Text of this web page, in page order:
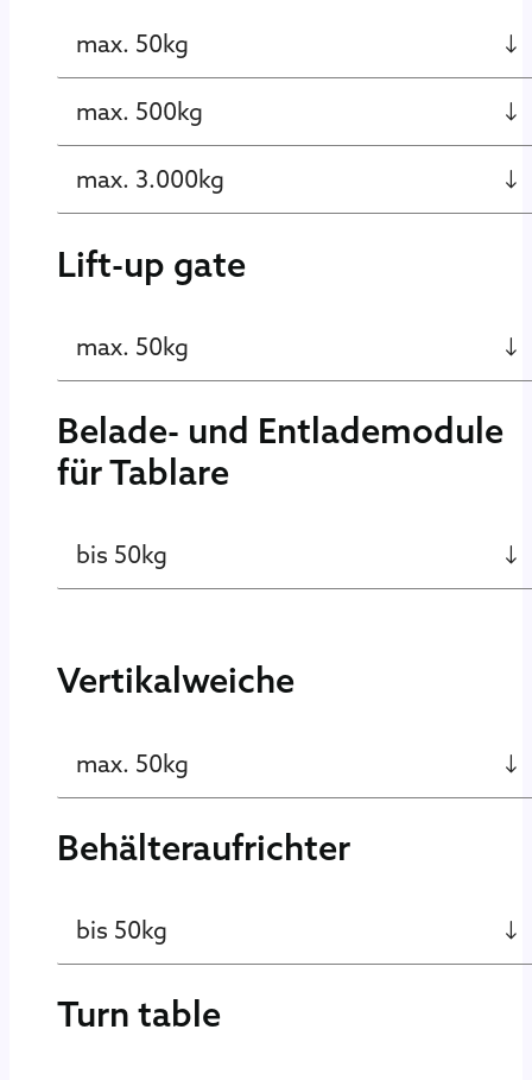
max. 50kg
max. 500kg
max. 3.000kg
Lift-up gate
max. 50kg
Belade- und Entlademodule
für Tablare
bis 50kg
Vertikalweiche
max. 50kg
Behälteraufrichter
bis 50kg
Turn table